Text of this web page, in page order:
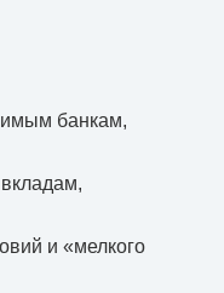
банкам,
и «мелкого